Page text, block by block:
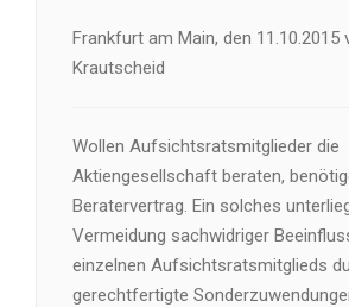
Frankfurt am Main, den 11.10.2015
Krautscheid
Wollen Aufsichtsratsmitglieder die
Aktiengesellschaft beraten,
Beratervertrag. Ein solches
Vermeidung sachwidriger
einzelnen Aufsichtsratsmitglieds
gerechtfertigte